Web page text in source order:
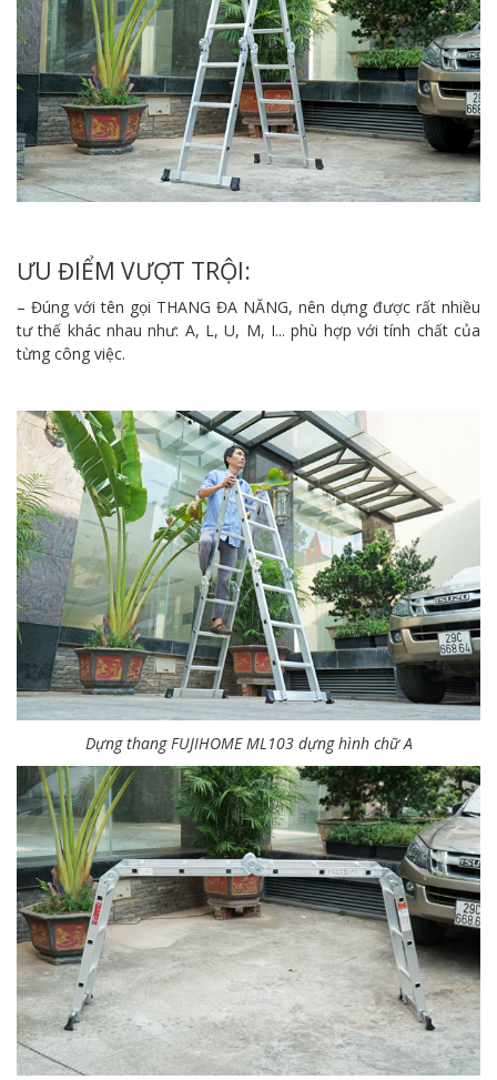
ƯU ĐIỂM VƯỢT TRỘI:
– Đúng với tên gọi THANG ĐA NĂNG, nên dựng được rất nhiều
tư thế khác nhau như: A, L, U, M, I... phù hợp với tính chất của
từng công việc.
Dựng thang FUJIHOME ML103 dựng hình chữ A